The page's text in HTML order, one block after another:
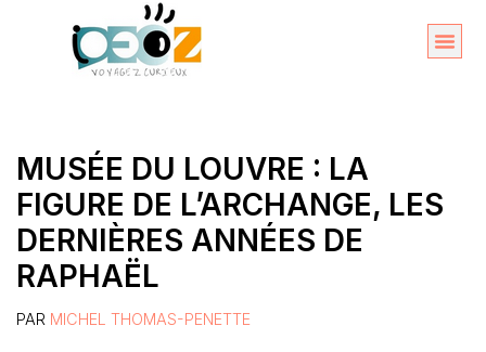
MUSÉE DU LOUVRE : LA
FIGURE DE L’ARCHANGE, LES
DERNIÈRES ANNÉES DE
RAPHAËL
PAR MICHEL THOMAS-PENETTE